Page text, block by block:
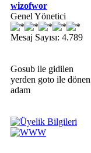
wizofwor
Genel Yönetici
Mesaj Sayısı: 4.789
Gosub ile gidilen
yerden goto ile dönen
adam